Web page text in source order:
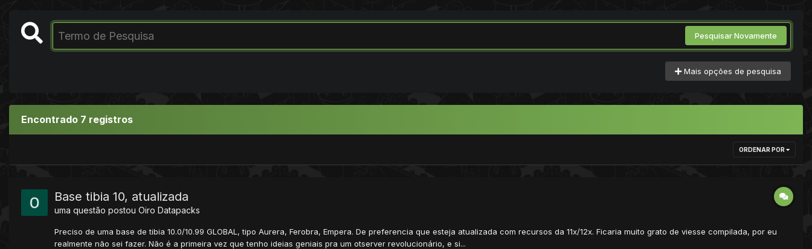
Pesquisar Novamente
Mais opções de pesquisa
Encontrado 7 registros
ORDENAR POR
Base tibia 10, atualizada
uma questão postou Oiro Datapacks
Preciso de uma base de tibia 10.0/10.99 GLOBAL, tipo Aurera, Ferobra, Empera. De preferencia que esteja atualizada com recursos da 11x/12x. Ficaria muito grato de viesse compilada, por eu
realmente não sei fazer. Não é a primeira vez que tenho ideias geniais pra um otserver revolucionário, e si...